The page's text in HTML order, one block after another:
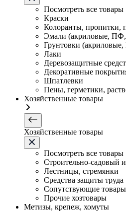
Посмотреть все товары
Краски
Колоранты, пропитки,
Эмали (акриловые, ПФ,
Грунтовки
Лаки
Деревозащитные
Декоративные
Шпатлевки
Пены, герметики,
Хозяйственные товары
Хозяйственные товары
Посмотреть все товары
Строительно-садовый
Лестницы, стремянки
Средства защиты труда
Сопутствующие товары
Прочие хозтовары
Метизы, крепеж, хомуты